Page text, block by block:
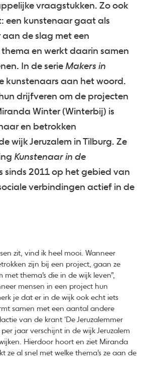
vraagstukken. Zo ook
een kunstenaar gaat als
de slag met een
en werkt daarin samen
In de serie Makers in
kunstenaars aan het woord.
drijfveren om de projecten
Winter (Winterbij) is
en betrokken
wijk Jeruzalem in Tilburg. Ze
Kunstenaar in de
sinds 2011 op het gebied van
verbindingen actief in de
zit, vind ik heel mooi. Wanneer
zijn bij een project, gaan ze
met thema’s die in de wijk leven”,
mensen in een project hun
je dat er in de wijk ook echt iets
samen met een aantal andere
van de krant ‘De Jeruzalemmer
per jaar verschijnt in de wijk Jeruzalem
Hierdoor hoort en ziet Miranda
ze al snel met welke thema’s ze aan de